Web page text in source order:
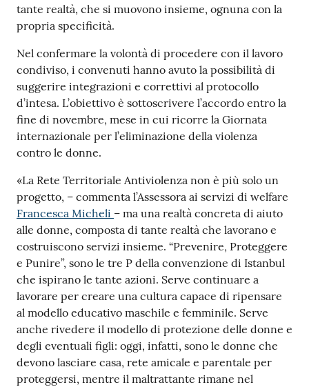
tante realtà, che si muovono insieme, ognuna con la
propria specificità.
Nel confermare la volontà di procedere con il lavoro
condiviso, i convenuti hanno avuto la possibilità di
suggerire integrazioni e correttivi al protocollo
d’intesa. L’obiettivo è sottoscrivere l’accordo entro la
fine di novembre, mese in cui ricorre la Giornata
internazionale per l’eliminazione della violenza
contro le donne.
«La Rete Territoriale Antiviolenza non è più solo un
progetto, – commenta l’Assessora ai servizi di welfare
Francesca Micheli – ma una realtà concreta di aiuto
alle donne, composta di tante realtà che lavorano e
costruiscono servizi insieme. “Prevenire, Proteggere
e Punire”, sono le tre P della convenzione di Istanbul
che ispirano le tante azioni. Serve continuare a
lavorare per creare una cultura capace di ripensare
al modello educativo maschile e femminile. Serve
anche rivedere il modello di protezione delle donne e
degli eventuali figli: oggi, infatti, sono le donne che
devono lasciare casa, rete amicale e parentale per
proteggersi, mentre il maltrattante rimane nel